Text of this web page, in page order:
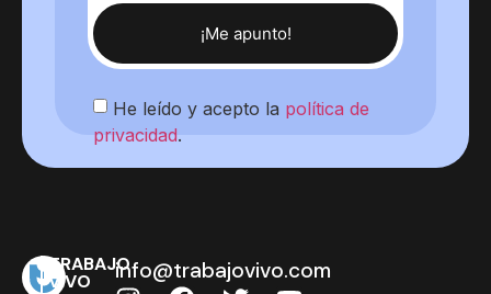
He leído y acepto la política de
privacidad.
¡Me apunto!
TRABAJO
VIVO info@trabajovivo.com